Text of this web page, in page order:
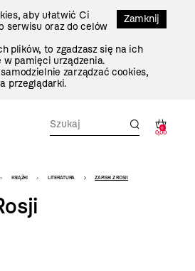
Zamknij
aby ułatwić Ci
serwisu oraz do celów
plików, to zgadzasz się na ich
w pamięci urządzenia.
zarządzać cookies,
przeglądarki.
0
0,00
KSIĄŻKI LITERATURA ZAPISKI Z ROSJI